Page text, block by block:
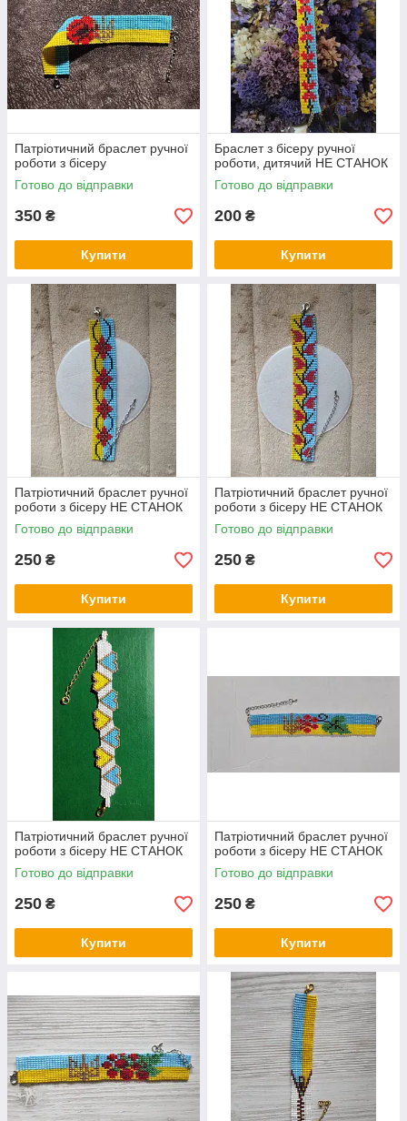
Патріотичний браслет ручної
роботи з бісеру
Готово до відправки
350 ₴
Купити
Браслет з бісеру ручної
роботи, дитячий НЕ СТАНОК
Готово до відправки
200 ₴
Купити
Патріотичний браслет ручної
роботи з бісеру НЕ СТАНОК
Готово до відправки
250 ₴
Купити
Патріотичний браслет ручної
роботи з бісеру НЕ СТАНОК
Готово до відправки
250 ₴
Купити
Патріотичний браслет ручної
роботи з бісеру НЕ СТАНОК
Готово до відправки
250 ₴
Купити
Патріотичний браслет ручної
роботи з бісеру НЕ СТАНОК
Готово до відправки
250 ₴
Купити